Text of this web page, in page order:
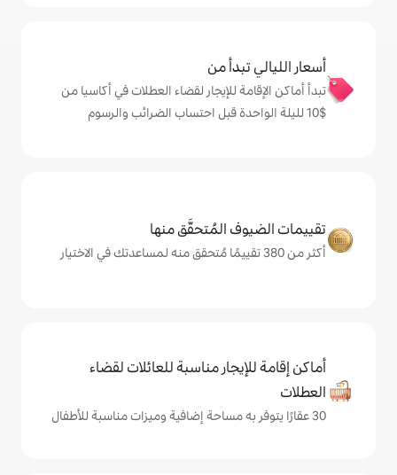
للإيجار لقضاء العطلات في أكاسيا من
المُتحقَّق منها
مناسبة للعائلات لقضاء